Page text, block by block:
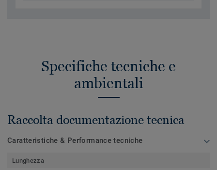
Specifiche tecniche e
ambientali
Raccolta documentazione tecnica
Caratteristiche & Performance tecniche
Lunghezza